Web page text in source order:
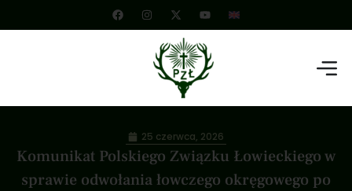
Komunikat Polskiego Związku Łowieckiego w
sprawie odwołania łowczego okręgowego po
25 czerwca, 2026